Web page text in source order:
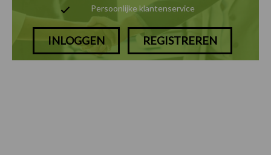
Persoonlijke klantenservice
INLOGGEN REGISTREREN